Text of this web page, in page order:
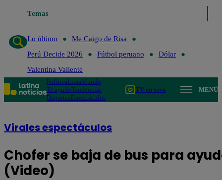
Temas
Lo último
Me Caigo de Risa
Perú Decide 2026
Fútbol peruano
Dólar
Valentina Valiente
PolíticaLimaMundo
Te ayudoTendencias
DeportesEspectáculos
TV en vivo MENÚ
Virales espectáculos
Chofer se baja de bus para
(Video)